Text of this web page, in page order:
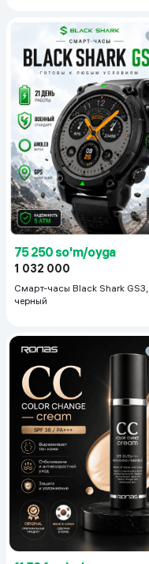
75 250 so'm/oyga
1 032 000
Смарт-часы Black Shark GS3,
черный